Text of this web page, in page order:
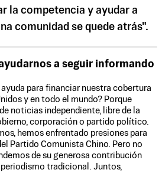
la competencia y ayudar a
comunidad se quede atrás".
a seguir informando
para financiar nuestra cobertura
y en todo el mundo? Porque
noticias independiente, libre de la
corporación o partido político.
hemos enfrentado presiones para
Partido Comunista Chino. Pero no
de su generosa contribución
tradicional. Juntos,